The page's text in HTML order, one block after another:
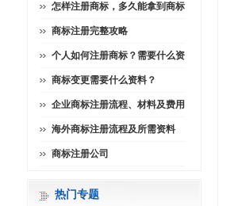
怎样注册商标，多久能拿到商标
商标注册完整攻略
个人如何注册商标？需要什么资
商标变更需要什么资料？
企业商标注册流程、材料及费用
海外商标注册流程及所需资料
商标注册公司
热门专题